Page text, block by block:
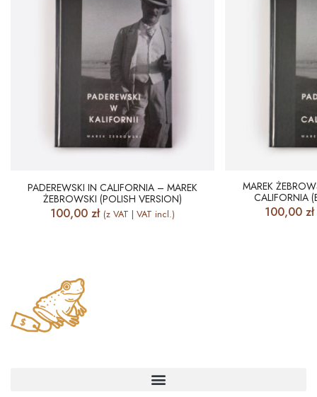
PADEREWSKI IN CALIFORNIA – MAREK
ŻEBROWSKI (POLISH VERSION)
100,00 zł (z VAT | VAT incl.)
MAREK
CALIFORNIA
100,00 zł